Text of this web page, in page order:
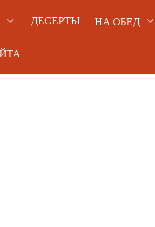
ДЕСЕРТЫ НА ОБЕД